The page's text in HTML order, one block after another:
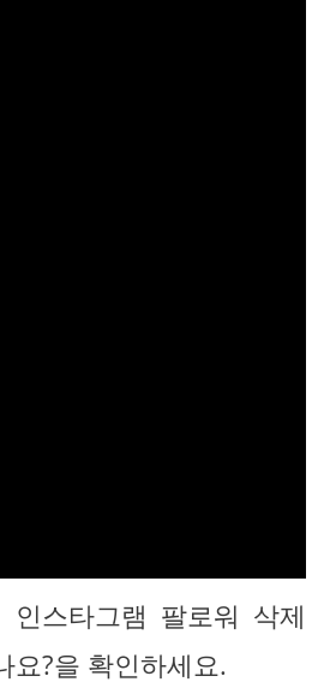
스타그램 팔로워 삭제
요?을 확인하세요.